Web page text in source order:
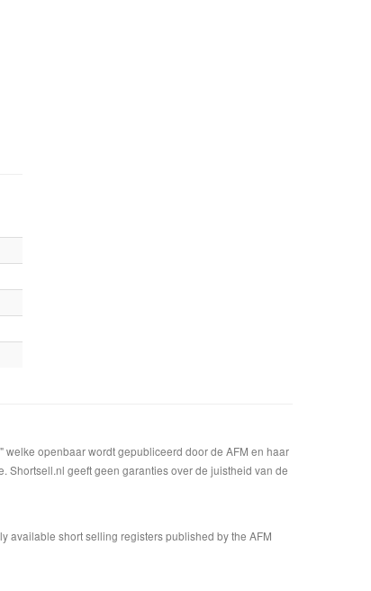
openbaar wordt gepubliceerd door de AFM en haar
Shortsell.nl geeft geen garanties over de juistheid van de
available short selling registers published by the AFM